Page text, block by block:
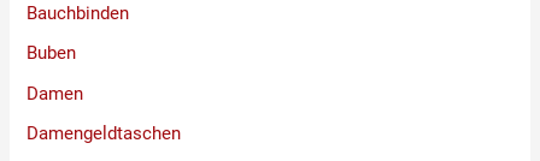
Bauchbinden
Buben
Damen
Damengeldtaschen